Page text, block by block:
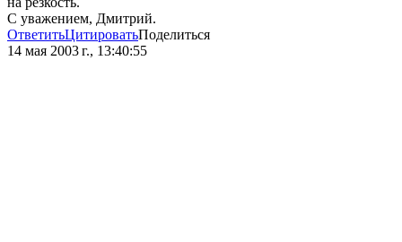
С уважением, Дмитрий.
ОтветитьЦитироватьПоделиться
14 мая 2003 г., 13:40:55